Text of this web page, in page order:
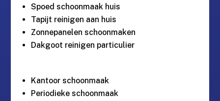
Spoed schoonmaak huis
Tapijt reinigen aan huis
Zonnepanelen schoonmaken
Dakgoot reinigen particulier
Kantoor schoonmaak
Periodieke schoonmaak